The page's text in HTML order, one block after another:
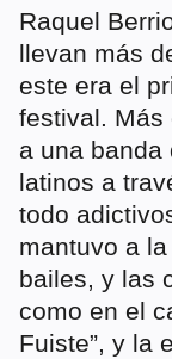
Raquel
llevan más
este era el
festival. Más
a una banda
latinos a
todo
mantuvo a
bailes, y las
como en el
Fuiste”, y la